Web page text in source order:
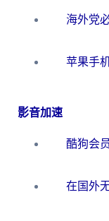
影音加速